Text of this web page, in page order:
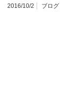
2016/10/2 ブログ